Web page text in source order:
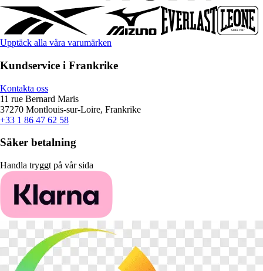
Upptäck alla våra varumärken
Kundservice i Frankrike
Kontakta oss
11 rue Bernard Maris
37270 Montlouis-sur-Loire, Frankrike
+33 1 86 47 62 58
Säker betalning
Handla tryggt på vår sida